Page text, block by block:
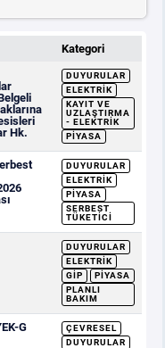
Kategori
Hk.
DUYURULAR
ELEKTRIK
KAYIT VE
UZLAŞTIRMA
- ELEKTRIK
PIYASA
DUYURULAR
ELEKTRIK
PIYASA
SERBEST
TÜKETICI
DUYURULAR
ELEKTRIK
GİP
PIYASA
PLANLI
BAKIM
G
ÇEVRESEL
DUYURULAR